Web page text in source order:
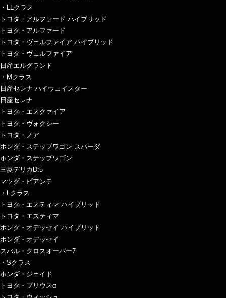
・LLクラス
トヨタ・アルファード ハイブリッド
トヨタ・アルファード
トヨタ・ヴェルファイア ハイブリッド
トヨタ・ヴェルファイア
日産エルグランド
・Mクラス
日産セレナ ハイウェイスター
日産セレナ
トヨタ・エスクァイア
トヨタ・ヴォクシー
トヨタ・ノア
ホンダ・ステップワゴン スパーダ
ホンダ・ステップワゴン
三菱デリカD:5
マツダ・ビアンテ
・Lクラス
トヨタ・エスティマ ハイブリッド
トヨタ・エスティマ
ホンダ・オデッセイ ハイブリッド
ホンダ・オデッセイ
スバル・クロスオーバー7
・Sクラス
ホンダ・ジェイド
トヨタ・プリウスα